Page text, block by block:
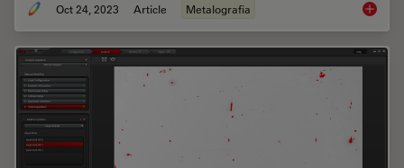
Oct 24, 2023 Article Metalografia Five